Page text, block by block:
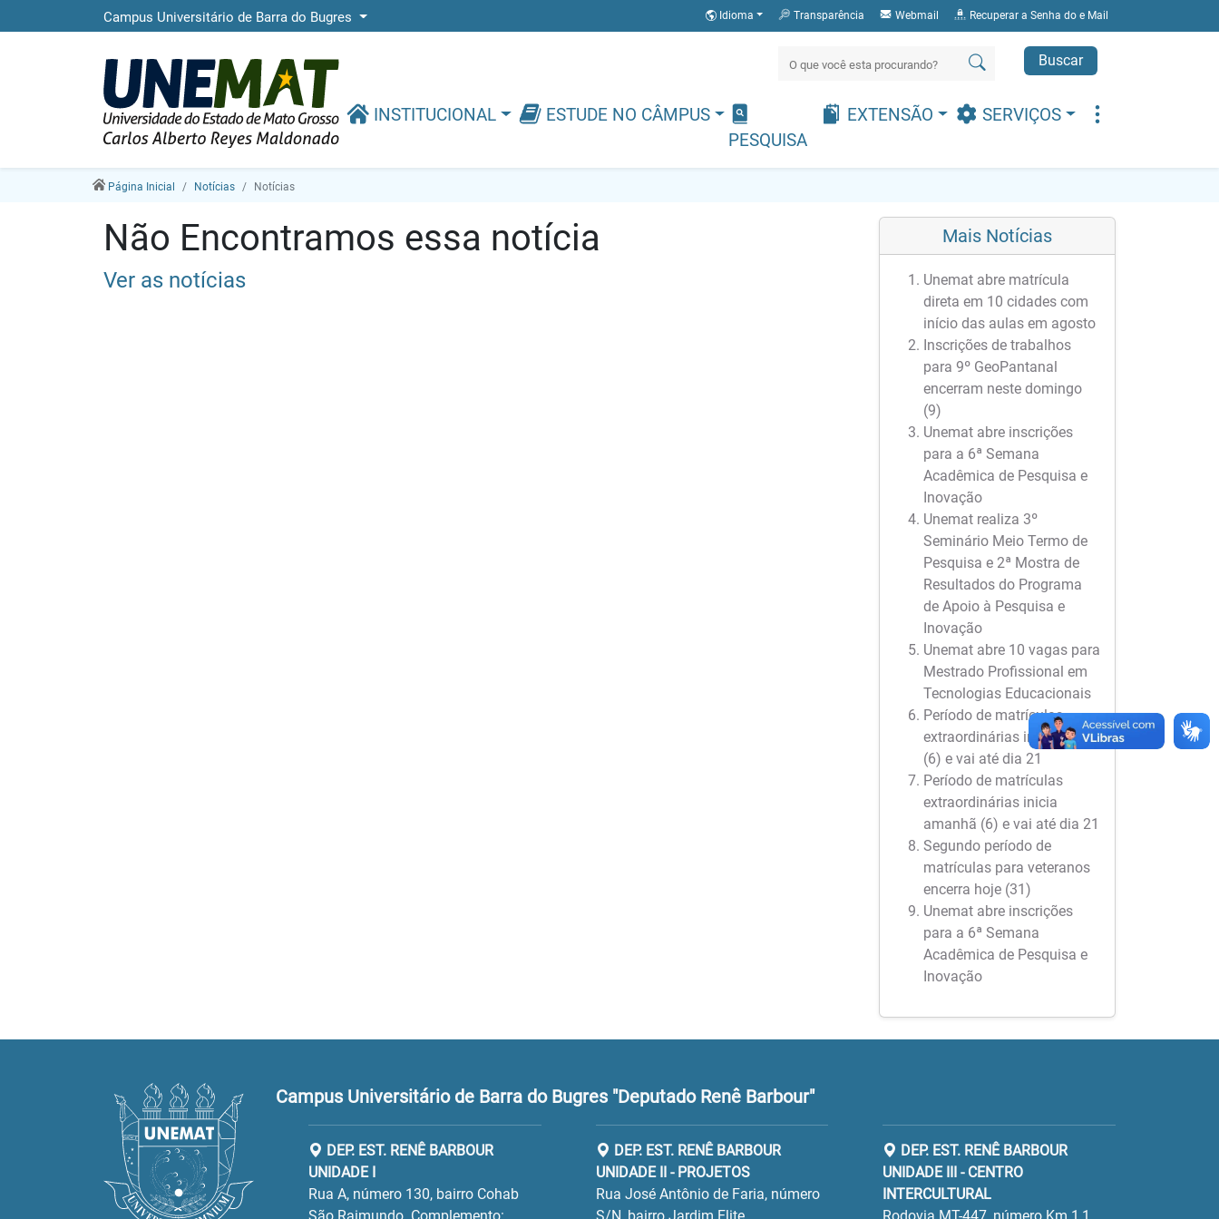
Campus Universitário de Barra do Bugres Idioma Transparência Webmail Recuperar a Senha do e Mail
Buscar
INSTITUCIONAL
ESTUDE NO CÂMPUS
PESQUISA
EXTENSÃO SERVIÇOS
Página Inicial Notícias Notícias
Não Encontramos essa notícia
Ver as notícias
Mais Notícias
Unemat abre matrícula
direta em 10 cidades com
início das aulas em agosto
Inscrições de trabalhos
para 9º GeoPantanal
encerram neste domingo
(9)
Unemat abre inscrições
para a 6ª Semana
Acadêmica de Pesquisa e
Inovação
Unemat realiza 3º
Seminário Meio Termo de
Pesquisa e 2ª Mostra de
Resultados do Programa
de Apoio à Pesquisa e
Inovação
Unemat abre 10 vagas para
Mestrado Profissional em
Tecnologias Educacionais
Período de matrículas
extraordinárias inicia hoje
(6) e vai até dia 21
Período de matrículas
extraordinárias inicia
amanhã (6) e vai até dia 21
Segundo período de
matrículas para veteranos
encerra hoje (31)
Unemat abre inscrições
para a 6ª Semana
Acadêmica de Pesquisa e
Inovação
Campus Universitário de Barra do Bugres "Deputado Renê Barbour"
DEP. EST. RENÊ BARBOUR
UNIDADE I
Rua A, número 130, bairro Cohab
DEP. EST. RENÊ BARBOUR
UNIDADE II - PROJETOS
Rua José Antônio de Faria, número
DEP. EST. RENÊ BARBOUR
UNIDADE III - CENTRO
INTERCULTURAL